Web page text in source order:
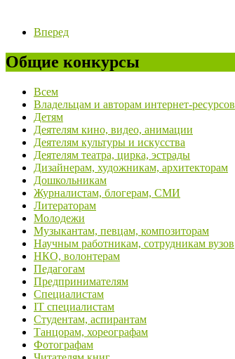
Вперед
Общие конкурсы
Всем
Владельцам и авторам интернет-ресурсов
Детям
Деятелям кино, видео, анимации
Деятелям культуры и искусства
Деятелям театра, цирка, эстрады
Дизайнерам, художникам, архитекторам
Дошкольникам
Журналистам, блогерам, СМИ
Литераторам
Молодежи
Музыкантам, певцам, композиторам
Научным работникам, сотрудникам вузов
НКО, волонтерам
Педагогам
Предпринимателям
Специалистам
IT специалистам
Студентам, аспирантам
Танцорам, хореографам
Фотографам